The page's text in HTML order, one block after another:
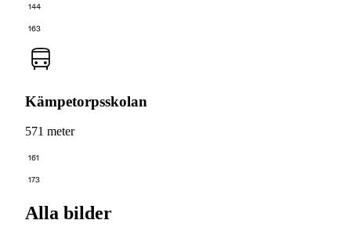
144
163
Kämpetorpsskolan
571 meter
161
173
Alla bilder